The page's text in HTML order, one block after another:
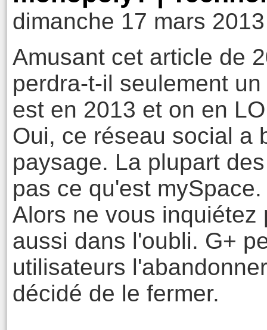
dimanche 17 mars
Amusant cet article de
perdra-t-il seulement
est en 2013 et on en
Oui, ce réseau social a
paysage. La plupart
pas ce qu'est mySpace.
Alors ne vous inquiétez
aussi dans l'oubli. G+
utilisateurs
décidé de le fermer.